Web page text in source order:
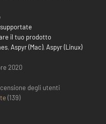
il tuo prodotto
, Aspyr (Mac), Aspyr (Linux)
2020
degli utenti
(139)